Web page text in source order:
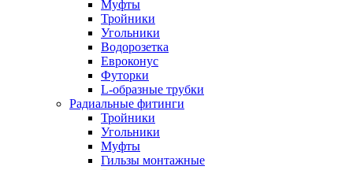
Муфты
Тройники
Угольники
Водорозетка
Евроконус
Футорки
L-образные трубки
Радиальные фитинги
Тройники
Угольники
Муфты
Гильзы монтажные